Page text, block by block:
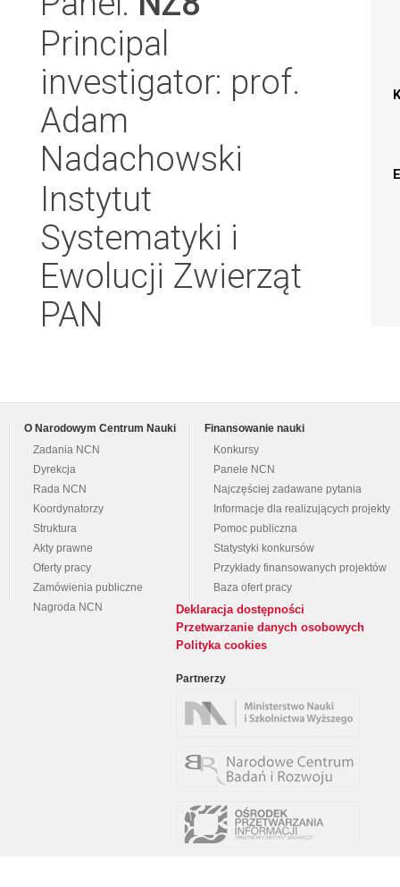
Principal
investigator: prof.
Adam
Nadachowski
Instytut
Systematyki i
Ewolucji Zwierząt
PAN
O Narodowym Centrum Nauki
Zadania NCN
Dyrekcja
Rada NCN
Koordynatorzy
Struktura
Akty prawne
Oferty pracy
Zamówienia publiczne
Nagroda NCN
Finansowanie nauki
Konkursy
Panele NCN
Najczęściej zadawane pytania
Informacje dla realizujących projekty
Pomoc publiczna
Statystyki konkursów
Przykłady finansowanych projektów
Baza ofert pracy
Deklaracja dostępności
Przetwarzanie danych osobowych
Polityka cookies
Partnerzy